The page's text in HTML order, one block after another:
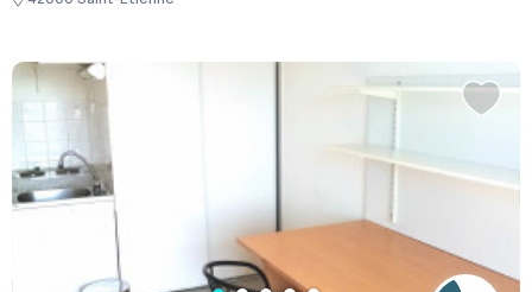
comme l’ENISE (école d’ingénieurs), la Faculté Jean Monnet,